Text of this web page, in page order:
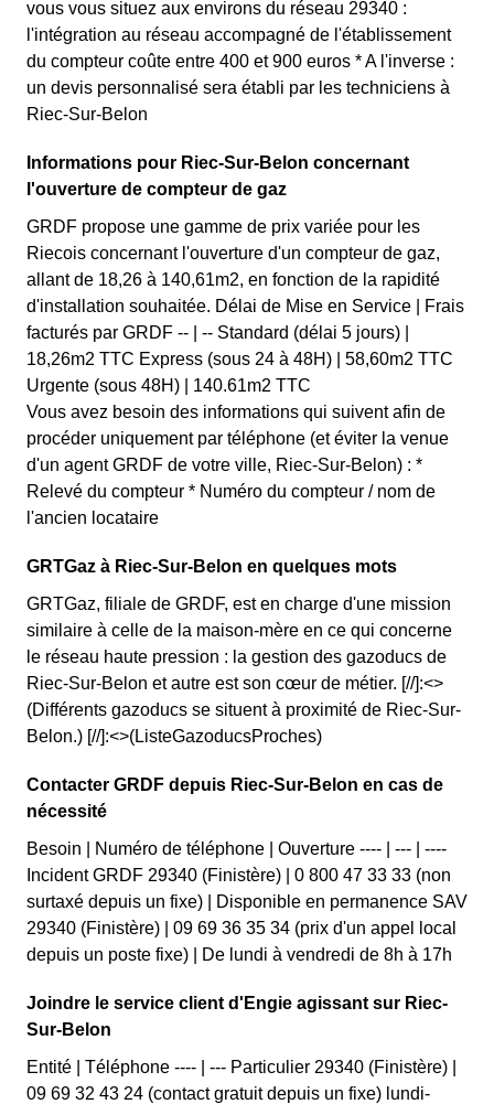
vous vous situez aux environs du réseau 29340 :
l'intégration au réseau accompagné de l'établissement
du compteur coûte entre 400 et 900 euros * A l'inverse :
un devis personnalisé sera établi par les techniciens à
Riec-Sur-Belon
Informations pour Riec-Sur-Belon concernant
l'ouverture de compteur de gaz
GRDF propose une gamme de prix variée pour les
Riecois concernant l'ouverture d'un compteur de gaz,
allant de 18,26 à 140,61m2, en fonction de la rapidité
d'installation souhaitée. Délai de Mise en Service | Frais
facturés par GRDF -- | -- Standard (délai 5 jours) |
18,26m2 TTC Express (sous 24 à 48H) | 58,60m2 TTC
Urgente (sous 48H) | 140.61m2 TTC
Vous avez besoin des informations qui suivent afin de
procéder uniquement par téléphone (et éviter la venue
d'un agent GRDF de votre ville, Riec-Sur-Belon) : *
Relevé du compteur * Numéro du compteur / nom de
l'ancien locataire
GRTGaz à Riec-Sur-Belon en quelques mots
GRTGaz, filiale de GRDF, est en charge d'une mission
similaire à celle de la maison-mère en ce qui concerne
le réseau haute pression : la gestion des gazoducs de
Riec-Sur-Belon et autre est son cœur de métier. [//]:<>
(Différents gazoducs se situent à proximité de Riec-Sur-
Belon.) [//]:<>(ListeGazoducsProches)
Contacter GRDF depuis Riec-Sur-Belon en cas de
nécessité
Besoin | Numéro de téléphone | Ouverture ---- | --- | ----
Incident GRDF 29340 (Finistère) | 0 800 47 33 33 (non
surtaxé depuis un fixe) | Disponible en permanence SAV
29340 (Finistère) | 09 69 36 35 34 (prix d'un appel local
depuis un poste fixe) | De lundi à vendredi de 8h à 17h
Joindre le service client d'Engie agissant sur Riec-
Sur-Belon
Entité | Téléphone ---- | --- Particulier 29340 (Finistère) |
09 69 32 43 24 (contact gratuit depuis un fixe) lundi-